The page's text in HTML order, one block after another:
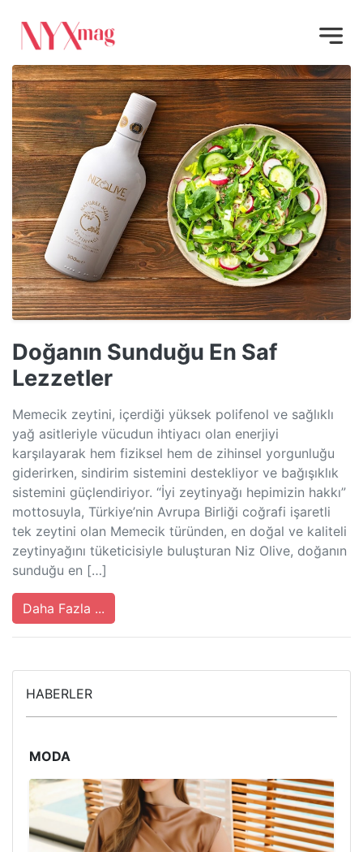
Doğanın Sunduğu En Saf
Lezzetler
Memecik zeytini, içerdiği yüksek polifenol ve sağlıklı
yağ asitleriyle vücudun ihtiyacı olan enerjiyi
karşılayarak hem fiziksel hem de zihinsel yorgunluğu
giderirken, sindirim sistemini destekliyor ve bağışıklık
sistemini güçlendiriyor. “İyi zeytinyağı hepimizin hakkı”
mottosuyla, Türkiye’nin Avrupa Birliği coğrafi işaretli
tek zeytini olan Memecik türünden, en doğal ve kaliteli
zeytinyağını tüketicisiyle buluşturan Niz Olive, doğanın
sunduğu en […]
Daha Fazla ...
HABERLER
MODA